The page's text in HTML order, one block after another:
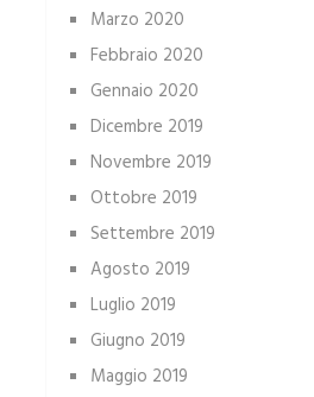
Marzo 2020
Febbraio 2020
Gennaio 2020
Dicembre 2019
Novembre 2019
Ottobre 2019
Settembre 2019
Agosto 2019
Luglio 2019
Giugno 2019
Maggio 2019